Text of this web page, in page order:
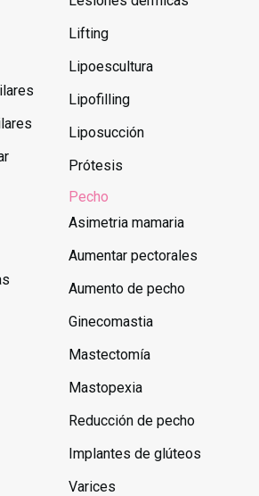
Lifting
Lipoescultura
Lipofilling
Liposucción
Prótesis
Pecho
Asimetria mamaria
Aumentar pectorales
Aumento de pecho
Ginecomastia
Mastectomía
Mastopexia
Reducción de pecho
Implantes de glúteos
Varices